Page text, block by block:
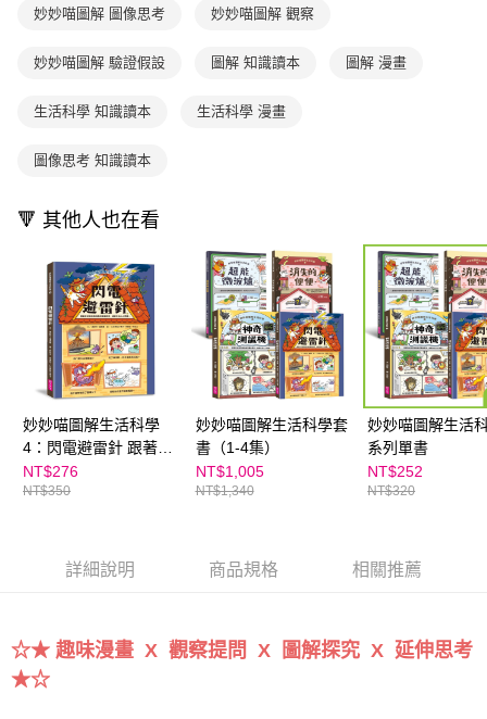
用戶於交易時，得透過本服務購買商品或服務，並由商店將買賣／分期付款
資料（包含姓名、電話或地址）提供予台灣大哥大進項蒐集、處理及利用，
3.完整用戶服務條款，請詳閱以下連結：https://oppay.tw/userRule
購買商品的店家。未經商家同意取消之訂單仍視為有效，需透過AFTEE先享
※ 交易是否成功請以「AFTEE先享後付 」之結帳頁面顯示為準，若有關於
１．透過由恩沛科技股份有限公司提供之「AFTEE先享後付」服務完成之交
２．關於個人資料處理事宜，請瀏覽以下網址：
https://aftee.tw/terms/#terms3
３．未成年的使用者請事先徵得法定代理人或監護人之同意方可使用
「AFTEE先享後付」，若未經同意申辦者引起之損失，本公司不負相關責
任。
４．使用「AFTEE先享後付」時，將依據個別帳號之用戶狀況，依本公司即
時審查核予不同之上限額度；若仍有額度不足之情形，本公司將視審查結果
請求用戶進行身份認證。
５．嚴禁一人註冊多個帳號或使用他人資訊註冊。若發現惡意使用之情形，
恩沛科技股份有限公司將有權停止該用戶之使用額度並採取法律行動。
每筆NT$70，滿NT$800(含以上)免運費
離島宅配（澎湖、金門、馬祖、小琉球；不適用於郵局i郵箱）
妙妙喵圖解 圖像思考 妙妙喵圖解 觀察
妙妙喵圖解 驗證假設 圖解 知識讀本 圖解 漫畫
生活科學 知識讀本 生活科學 漫畫
圖像思考 知識讀本
🔻 其他人也在看
妙妙喵圖解生活科學
4：閃電避雷針 跟著妙
妙喵和跳跳蟲用圖像思
考，破解生活大小問！
NT$276
NT$350
妙妙喵圖解生活科學套
書（1-4集）
NT$1,005
NT$1,340
妙妙喵圖解生活
系列單書
NT$252
NT$320
詳細說明 商品規格 相關推薦
☆★ 趣味漫畫 X 觀察提問 X 圖解探究 X 延伸思考
★☆